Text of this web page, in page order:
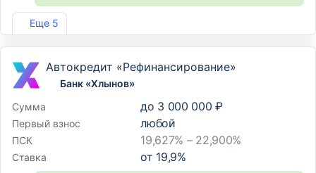
Еще 5
Лиц. №354
Автокредит «Рефинансирование»
Банк «Хлынов»
Сумма
до 3 000 000 ₽
Первый взнос любой
ПСК 19,627% – 22,900%
Ставка от 19,9%